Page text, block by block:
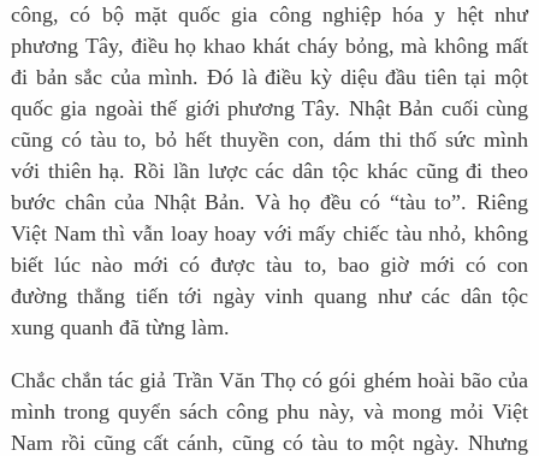
công, có bộ mặt quốc gia công nghiệp hóa y hệt như
phương Tây, điều họ khao khát cháy bỏng, mà không mất
đi bản sắc của mình. Đó là điều kỳ diệu đầu tiên tại một
quốc gia ngoài thế giới phương Tây. Nhật Bản cuối cùng
cũng có tàu to, bỏ hết thuyền con, dám thi thố sức mình
với thiên hạ. Rồi lần lược các dân tộc khác cũng đi theo
bước chân của Nhật Bản. Và họ đều có “tàu to”. Riêng
Việt Nam thì vẫn loay hoay với mấy chiếc tàu nhỏ, không
biết lúc nào mới có được tàu to, bao giờ mới có con
đường thẳng tiến tới ngày vinh quang như các dân tộc
xung quanh đã từng làm.
Chắc chắn tác giả Trần Văn Thọ có gói ghém hoài bão của
mình trong quyển sách công phu này, và mong mỏi Việt
Nam rồi cũng cất cánh, cũng có tàu to một ngày. Nhưng